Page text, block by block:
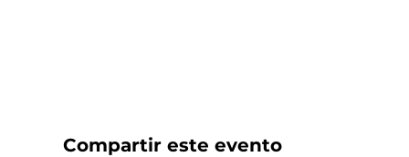
Compartir este evento